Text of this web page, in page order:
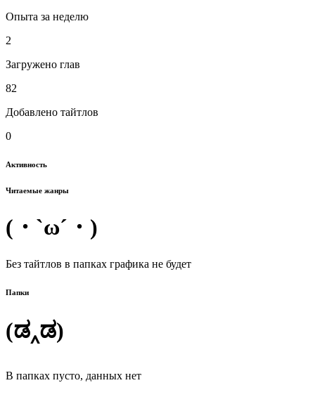
Опыта за неделю
2
Загружено глав
82
Добавлено тайтлов
0
Активность
Читаемые жанры
(・`ω´・)
Без тайтлов в папках графика не будет
Папки
(ಡ‸ಡ)
В папках пусто, данных нет